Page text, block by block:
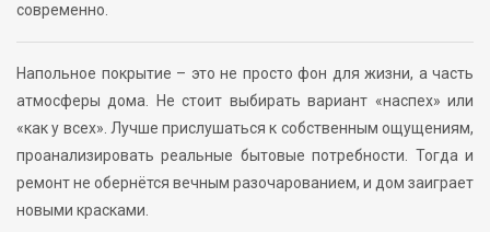
современно.
Напольное покрытие – это не просто фон для жизни, а часть
атмосферы дома. Не стоит выбирать вариант «наспех» или
«как у всех». Лучше прислушаться к собственным ощущениям,
проанализировать реальные бытовые потребности. Тогда и
ремонт не обернётся вечным разочарованием, и дом заиграет
новыми красками.